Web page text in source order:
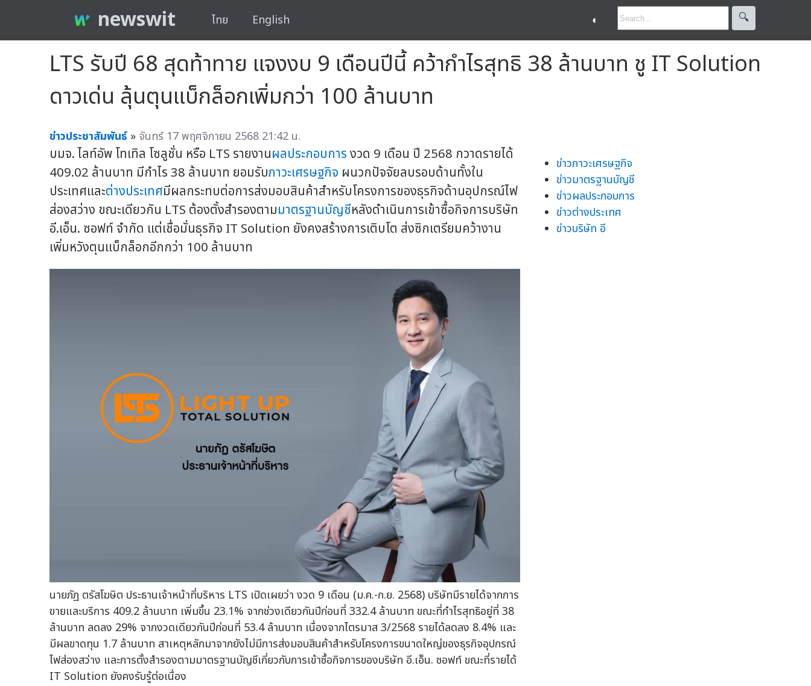
newswit ไทย English ◐ 🔍︎
LTS รับปี 68 สุดท้าทาย แจงงบ 9 เดือนปีนี้ คว้ากำไรสุทธิ 38 ล้านบาท ชู IT Solution
ดาวเด่น ลุ้นตุนแบ็กล็อกเพิ่มกว่า 100 ล้านบาท
ข่าวประชาสัมพันธ์ » จันทร์ 17 พฤศจิกายน 2568 21:42 น.
บมจ. ไลท์อัพ โทเทิล โซลูชั่น หรือ LTS รายงานผลประกอบการงวด 9 เดือน ปี 2568 กวาดรายได้
409.02 ล้านบาท มีกำไร 38 ล้านบาท ยอมรับภาวะเศรษฐกิจ ผนวกปัจจัยลบรอบด้านทั้งใน
ประเทศและต่างประเทศมีผลกระทบต่อการส่งมอบสินค้าสำหรับโครงการของธุรกิจด้านอุปกรณ์ไฟ
ส่องสว่าง ขณะเดียวกัน LTS ต้องตั้งสำรองตามมาตรฐานบัญชีหลังดำเนินการเข้าซื้อกิจการบริษัท
อี.เอ็น. ซอฟท์ จำกัด แต่เชื่อมั่นธุรกิจ IT Solution ยังคงสร้างการเติบโต ส่งซิกเตรียมคว้างาน
เพิ่มหวังตุนแบ็กล็อกอีกกว่า 100 ล้านบาท
นายภัฏ ตรัสโฆษิต ประธานเจ้าหน้าที่บริหาร LTS เปิดเผยว่า งวด 9 เดือน (ม.ค.-ก.ย. 2568) บริษัทมีรายได้จากการ
ขายและบริการ 409.2 ล้านบาท เพิ่มขึ้น 23.1% จากช่วงเดียวกันปีก่อนที่ 332.4 ล้านบาท ขณะที่กำไรสุทธิอยู่ที่ 38
ล้านบาท ลดลง 29% จากงวดเดียวกันปีก่อนที่ 53.4 ล้านบาท เนื่องจากไตรมาส 3/2568 รายได้ลดลง 8.4% และ
มีผลขาดทุน 1.7 ล้านบาท สาเหตุหลักมาจากยังไม่มีการส่งมอบสินค้าสำหรับโครงการขนาดใหญ่ของธุรกิจอุปกรณ์
ไฟส่องสว่าง และการตั้งสำรองตามมาตรฐานบัญชีเกี่ยวกับการเข้าซื้อกิจการของบริษัท อี.เอ็น. ซอฟท์ ขณะที่รายได้
IT Solution ยังคงรับรู้ต่อเนื่อง
ข่าวภาวะเศรษฐกิจ
ข่าวมาตรฐานบัญชี
ข่าวผลประกอบการ
ข่าวต่างประเทศ
ข่าวบริษัท อี